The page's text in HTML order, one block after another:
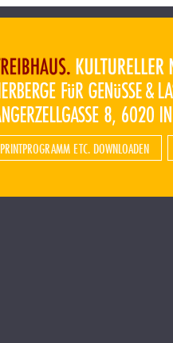
PRINTPROGRAMM ETC. DOWNLOADEN